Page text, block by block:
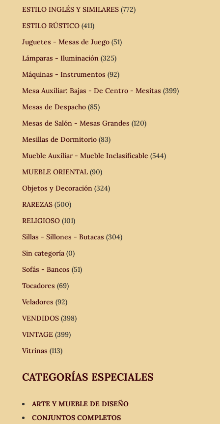
ESTILO INGLÉS Y SIMILARES (772)
ESTILO RÚSTICO (411)
Juguetes - Mesas de Juego (51)
Lámparas - Iluminación (325)
Máquinas - Instrumentos (92)
Mesa Auxiliar: Bajas - De Centro - Mesitas (399)
Mesas de Despacho (85)
Mesas de Salón - Mesas Grandes (120)
Mesillas de Dormitorio (83)
Mueble Auxiliar - Mueble Inclasificable (544)
MUEBLE ORIENTAL (90)
Objetos y Decoración (324)
RAREZAS (500)
RELIGIOSO (101)
Sillas - Sillones - Butacas (304)
Sin categoría (0)
Sofás - Bancos (51)
Tocadores (69)
Veladores (92)
VENDIDOS (398)
VINTAGE (399)
Vitrinas (113)
CATEGORÍAS ESPECIALES
ARTE Y MUEBLE DE DISEÑO
CONJUNTOS COMPLETOS